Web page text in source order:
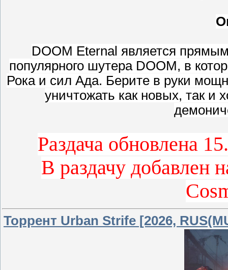
DOOM Eternal является
популярного шутера DOOM, в
Рока и сил Ада. Берите в руки
уничтожать как новых, так
Раздача обновлена
В раздачу добавлен
Торрент Urban Strife [2026,